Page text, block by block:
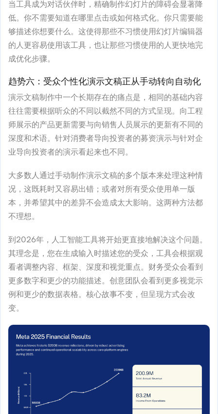
当工具成为对话伙伴时，精确制作幻灯片的障碍会显著降
低。你不需要知道在哪里点击或如何格式化。你只需要能
够描述你想要什么。这使得那些不习惯使用幻灯片编辑器
的人更容易使用该工具，也让那些习惯使用的人更快地完
成优化步骤。
趋势六：受众个性化演示文稿正从手动转向自动化
演示文稿制作中一个长期存在的痛点是，相同的基础内容
往往需要根据听众的不同以截然不同的方式呈现。向工程
师展示的产品更新需要与向销售人员展示的更新有不同的
深度和术语。针对消费者导向投资者的募资演示与针对企
业导向投资者的演示看起来也不同。
大多数人通过手动制作演示文稿的多个版本来处理这种情
况，这既耗时又容易出错；或者对所有受众使用单一版
本，并希望其中的差异不会造成太大影响。这两种方法都
不理想。
到2026年，人工智能工具将开始更直接地解决这个问题。
其理念是，您在生成输入时描述您的受众，工具会根据观
看者调整内容、框架、深度和视觉重点。财务受众会看到
更多数字和更少的功能描述。创意团队会看到更多视觉示
例和更少的数据表格。核心故事不变，但呈现方式会改
变。